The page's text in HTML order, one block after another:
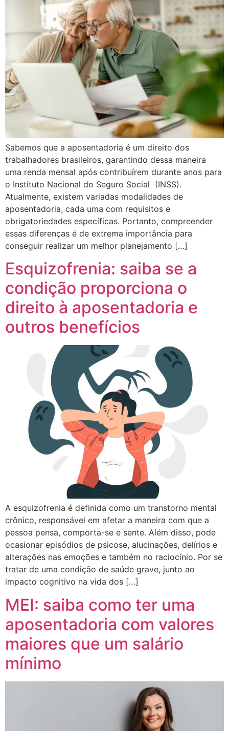
Sabemos que a aposentadoria é um direito dos
trabalhadores brasileiros, garantindo dessa maneira
uma renda mensal após contribuírem durante anos para
o Instituto Nacional do Seguro Social (INSS).
Atualmente, existem variadas modalidades de
aposentadoria, cada uma com requisitos e
obrigatoriedades específicas. Portanto, compreender
essas diferenças é de extrema importância para
conseguir realizar um melhor planejamento […]
Esquizofrenia: saiba se a
condição proporciona o
direito à aposentadoria e
outros benefícios
A esquizofrenia é definida como um transtorno mental
crônico, responsável em afetar a maneira com que a
pessoa pensa, comporta-se e sente. Além disso, pode
ocasionar episódios de psicose, alucinações, delírios e
alterações nas emoções e também no raciocínio. Por se
tratar de uma condição de saúde grave, junto ao
impacto cognitivo na vida dos […]
MEI: saiba como ter uma
aposentadoria com valores
maiores que um salário
mínimo